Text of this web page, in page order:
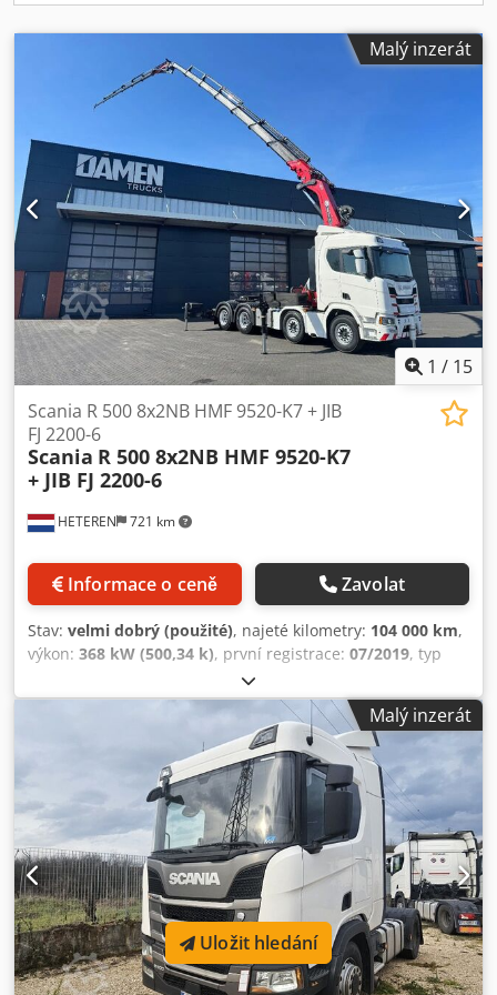
kancelář: MOB: nizozemsky - anglicky - německy -
francouzsky - španělsky - italsky (dostupné přes WhatsApp
a Viber). MOB: pouze nizozemsky (dostupné přes
WhatsApp a Viber). Při platbě bankovním převodem musí
být platba provedena na níže uvedený bankovní účet. Vždy
ověřte platební údaje uvedené na našem webu. Pokud
obdržíte jiné informace, kontaktujte nás. Pokud máte
pochybnosti, zavolejte nám, abychom mohli ověřit fakturu
a/nebo platbu. Bankovní údaje: Rabobank Laan van
Limburg 2 4701BP Roosendaal IBAN: NL 89 RABO
EORI/DIČ/DPH: NL857401B(01) BIC/SWIFT: RABONL2U
Malý inzerát
1 / 15
HETEREN 721 km
Scania R 500 8x2NB HMF 9520-K7 + JIB
FJ 2200-6
Scania R 500 8x2NB HMF 9520-K7
+ JIB FJ 2200-6
Informace o ceně Zavolat
Stav: velmi dobrý (použité), najeté kilometry: 104 000 km,
výkon: 368 kW (500,34 k), první registrace: 07/2019, typ
, konfigurace náprav:
retardér, barva:bílý, kabina řidiče:spací kabina, typ
, emisní třída:Euro 6, zavěšení:
2019, provozní hodiny:2 630 h
ABS, centrální zamykání, elektricky ovládané
zrcátko, elektrické ovládání oken, klimatizace, lednice,
navigační systém, nezávislé topení, retardér, tempomat,
= Další možnosti a vybavení = Crjdpfx Alsv Tmylj Rsf -
Hliníková palivová nádrž - Nízká hlučnost - Omezovač
rychlosti - Intarder - Vzduchové odpružení - Vzduchový
klakson - Sluneční clona - Nezávislé topení - Skříň na nářadí
- Xenonové osvětlení - Vývod výkonu (PTO) - Centrální
mazání = Další informace = Konfigurace náprav Přední
náprava 1: Řiditelná Přední náprava 2: Řiditelná Zadní
Malý inzerát
Uložit hledání